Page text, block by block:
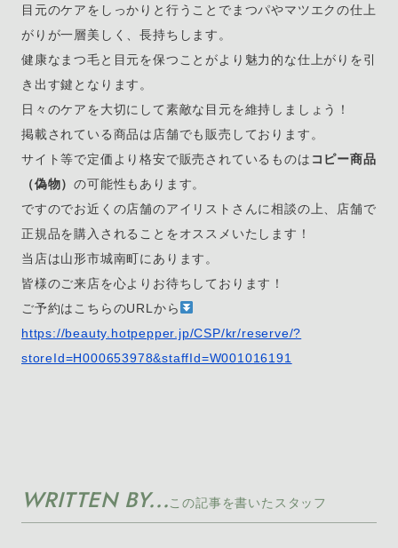
目元のケアをしっかりと行うことでまつパやマツエクの仕上
がりが一層美しく、長持ちします。
健康なまつ毛と目元を保つことがより魅力的な仕上がりを引
き出す鍵となります。
日々のケアを大切にして素敵な目元を維持しましょう！
掲載されている商品は店舗でも販売しております。
サイト等で定価より格安で販売されているものは コピー商品
（偽物）の可能性もあります。
ですのでお近くの店舗のアイリストさんに相談の上、店舗で
正規品を購入されることをオススメいたします！
当店は山形市城南町にあります。
皆様のご来店を心よりお待ちしております！
ご予約はこちらのURLから
https://beauty.hotpepper.jp/CSP/kr/reserve/?
storeId=H000653978&staffId=W001016191
WRITTEN BY... この記事を書いたスタッフ